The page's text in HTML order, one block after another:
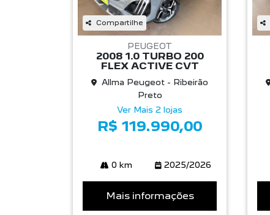
Compartilhe
PEUGEOT
2008 1.0 TURBO 200
FLEX ACTIVE CVT
Allma Peugeot - Ribeirão
Preto
Ver Mais 2 lojas
R$ 119.990,00
0 km 2025/2026
Mais informações